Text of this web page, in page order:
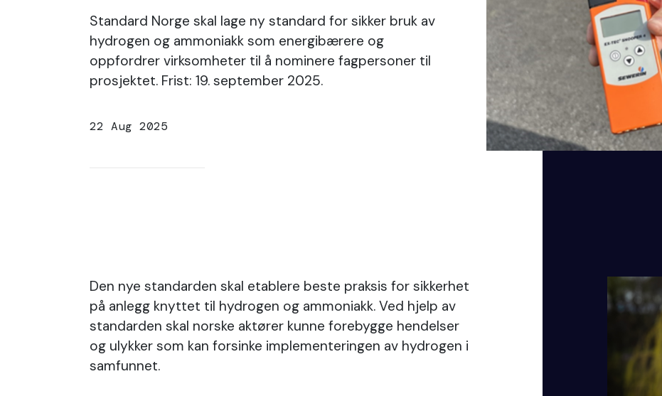
Standard Norge skal lage ny standard for sikker bruk av
hydrogen og ammoniakk som energibærere og
oppfordrer virksomheter til å nominere fagpersoner til
prosjektet. Frist: 19. september 2025.
22 Aug 2025
Den nye standarden skal etablere beste praksis for sikkerhet
på anlegg knyttet til hydrogen og ammoniakk. Ved hjelp av
standarden skal norske aktører kunne forebygge hendelser
og ulykker som kan forsinke implementeringen av hydrogen i
samfunnet.